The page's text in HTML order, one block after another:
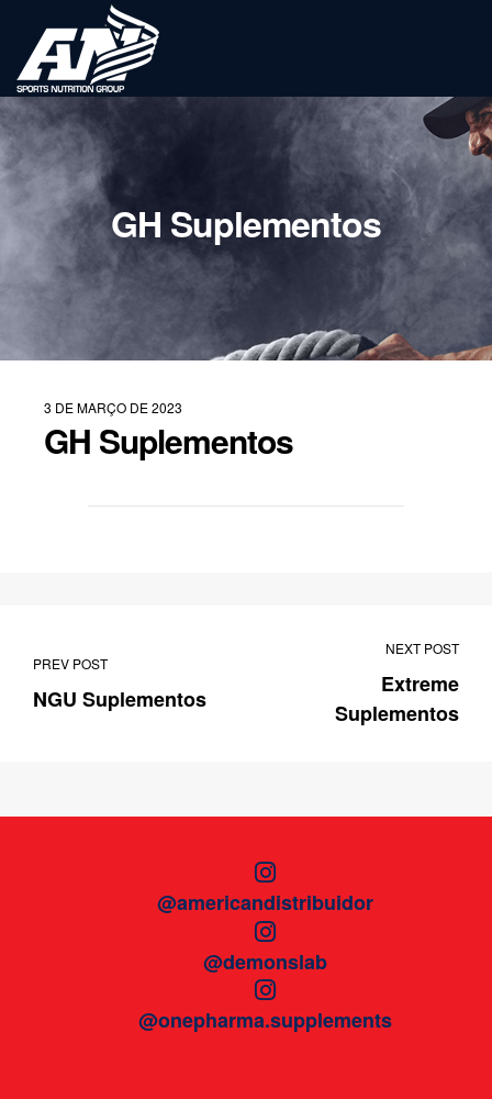
GH Suplementos
3 DE MARÇO DE 2023
GH Suplementos
PREV POST
NGU Suplementos
NEXT POST
Extreme
Suplementos
@americandistribuidor
@demonslab
@onepharma.supplements